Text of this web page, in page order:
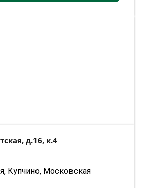
д.16, к.4
Купчино, Московская